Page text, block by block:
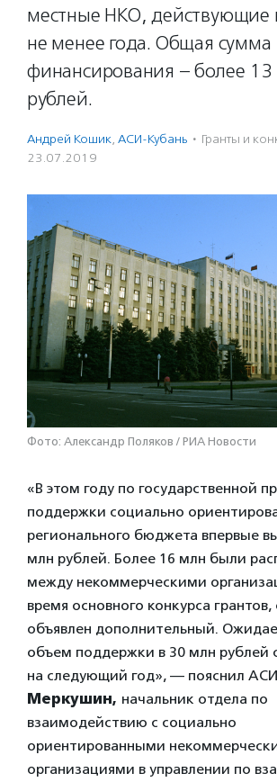
местные НКО, действующие
не менее года. Общая сумма
финансирования – более
рублей.
Андрей Кошик, АСИ-Кубань · Гранты и
23.07.2019
Фото: Александр Поляков / РИА Новости
«В этом году по государственной
поддержки социально
регионального бюджета впервые
млн рублей. Более 16 млн были
между некоммерческими
время основного конкурса грантов,
объявлен дополнительный.
объем поддержки в 30 млн рублей
на следующий год», — пояснил АСИ
Меркушин, начальник отдела по
взаимодействию с социально
ориентированными
организациями в управлении по